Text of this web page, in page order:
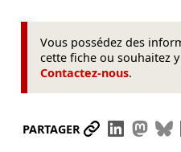
Vous possédez des
cette fiche ou souhaitez
Contactez-nous.
PARTAGER Partager le